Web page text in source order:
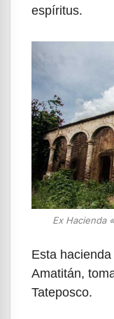
espíritus.
Ex Hacienda
Esta
Amatitán,
Tateposco.